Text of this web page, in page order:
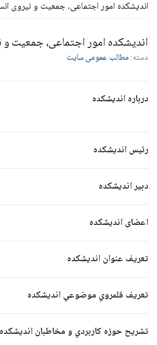
اندیشکده امور اجتماعی، جمعیت و نیروی
اندیشکده امور اجتماعی، جمعیت و
دسته:مطالب عمومی سایت
درباره اندیشکده
رئيس انديشكده
دبير انديشكده
اعضای اندیشکده
ردیف
2
4
تعريف عنوان انديشكده
تعريف قلمروي موضوعي انديشكده
تشريح حوزه كاربردي و مخاطبان انديشكده